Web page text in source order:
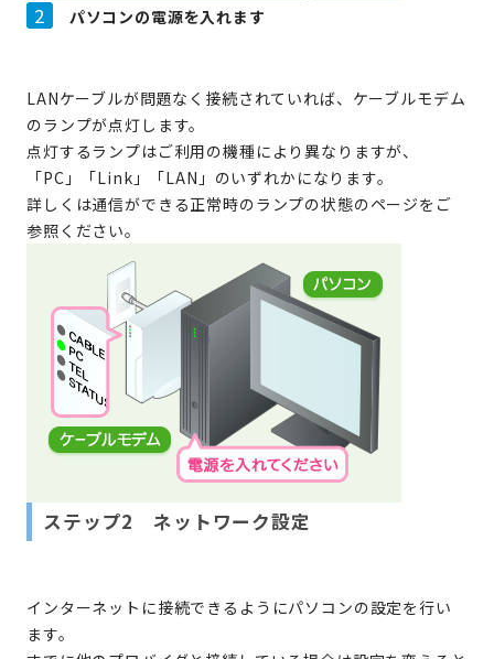
2 パソコンの電源を入れます
LANケーブルが問題なく接続されていれば、ケーブルモデム
のランプが点灯します。
点灯するランプはご利用の機種により異なりますが、
「PC」「Link」「LAN」のいずれかになります。
詳しくは通信ができる正常時のランプの状態のページをご
参照ください。
ステップ2 ネットワーク設定
インターネットに接続できるようにパソコンの設定を行い
ます。